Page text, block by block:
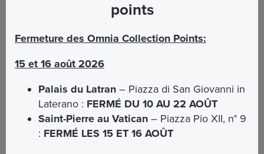
Comment s’y rendre avec les transports publics
Adresse : Via Appia Antica, 110
De la gare Termini :
points
Fermeture des Omnia Collection Points:
15 et 16 août 2026
Palais du Latran – Piazza di San Giovanni in
Laterano : FERMÉ DU 10 AU 22 AOÛT
Saint-Pierre au Vatican – Piazza Pio XII, n° 9
: FERMÉ LES 15 ET 16 AOÛT